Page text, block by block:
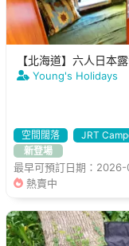
【北海道】六人日本
Young's Holidays
空間闊落 JRT
新登場
最早可預訂日期：
熱賣中